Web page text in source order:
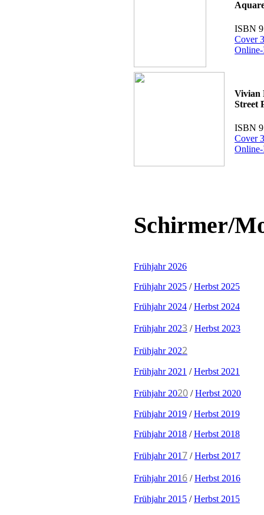
ISBN
Cover
Vivian
Street
ISBN
Cover
Schirmer/
Frühjahr 2026
Frühjahr 2025 /Herbst 2025
Frühjahr 2024 /Herbst 2024
Frühjahr 2023 /Herbst 2023
Frühjahr 2022
Frühjahr 2021 /Herbst 2021
Frühjahr 2020 /Herbst 2020
Frühjahr 2019 /Herbst 2019
Frühjahr 2018 /Herbst 2018
Frühjahr 2017 /Herbst 2017
Frühjahr 201 6 /Herbst 2016
Frühjahr 2015 /Herbst 2015